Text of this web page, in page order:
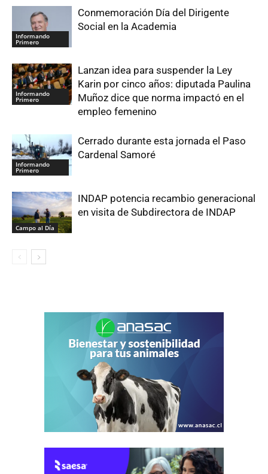
Informando
Primero
Conmemoración Día del Dirigente
Social en la Academia
Informando
Primero
Lanzan idea para suspender la Ley
Karin por cinco años: diputada Paulina
Muñoz dice que norma impactó en el
empleo femenino
Informando
Primero
Cerrado durante esta jornada el Paso
Cardenal Samoré
Campo al Día
INDAP potencia recambio generacional
en visita de Subdirectora de INDAP